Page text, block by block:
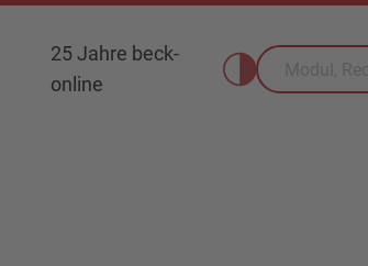
25 Jahre beck-
online